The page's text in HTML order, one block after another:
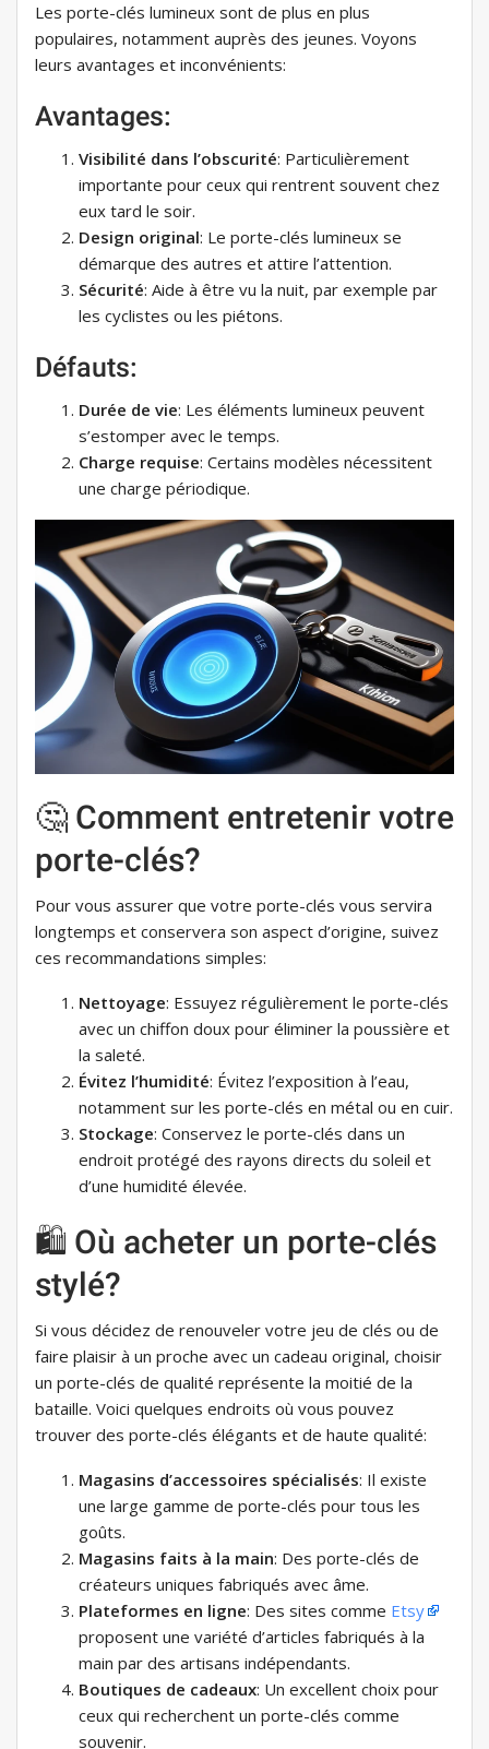
Les porte-clés lumineux sont de plus en plus
populaires, notamment auprès des jeunes. Voyons
leurs avantages et inconvénients:
Avantages:
Visibilité dans l’obscurité: Particulièrement
importante pour ceux qui rentrent souvent chez
eux tard le soir.
Design original: Le porte-clés lumineux se
démarque des autres et attire l’attention.
Sécurité: Aide à être vu la nuit, par exemple par
les cyclistes ou les piétons.
Défauts:
Durée de vie: Les éléments lumineux peuvent
s’estomper avec le temps.
Charge requise: Certains modèles nécessitent
une charge périodique.
🤔 Comment entretenir votre
porte-clés?
Pour vous assurer que votre porte-clés vous servira
longtemps et conservera son aspect d’origine, suivez
ces recommandations simples:
Nettoyage: Essuyez régulièrement le porte-clés
avec un chiffon doux pour éliminer la poussière et
la saleté.
Évitez l’humidité: Évitez l’exposition à l’eau,
notamment sur les porte-clés en métal ou en cuir.
Stockage: Conservez le porte-clés dans un
endroit protégé des rayons directs du soleil et
d’une humidité élevée.
🛍️ Où acheter un porte-clés
stylé?
Si vous décidez de renouveler votre jeu de clés ou de
faire plaisir à un proche avec un cadeau original, choisir
un porte-clés de qualité représente la moitié de la
bataille. Voici quelques endroits où vous pouvez
trouver des porte-clés élégants et de haute qualité:
Magasins d’accessoires spécialisés: Il existe
une large gamme de porte-clés pour tous les
goûts.
Magasins faits à la main: Des porte-clés de
créateurs uniques fabriqués avec âme.
Plateformes en ligne: Des sites comme Etsy
proposent une variété d’articles fabriqués à la
main par des artisans indépendants.
Boutiques de cadeaux: Un excellent choix pour
ceux qui recherchent un porte-clés comme
souvenir.